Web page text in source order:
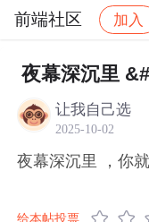
前端社区 加入
社区 前端社区
夜幕深沉里
让我自己选
2025-10-02
夜幕深沉里 ，你
给本帖投票